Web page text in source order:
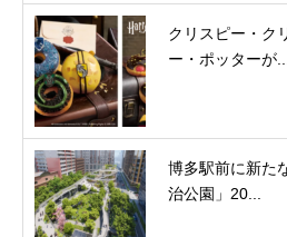
クリスピー・ク
ー・ポッターが
博多駅前に新た
治公園」20...